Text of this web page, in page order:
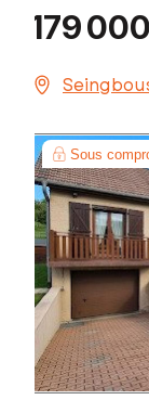
179
Sous